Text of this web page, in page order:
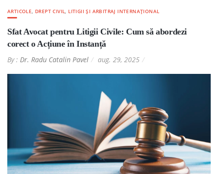
ARTICOLE, DREPT CIVIL, LITIGII ȘI ARBITRAJ INTERNAȚIONAL
Sfat Avocat pentru Litigii Civile: Cum să abordezi
corect o Acțiune în Instanță
By : Dr. Radu Catalin Pavel aug. 29, 2025